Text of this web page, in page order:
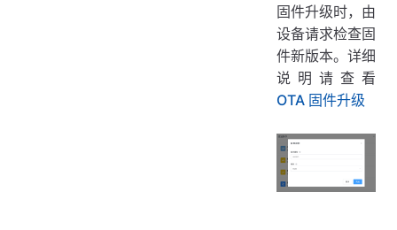
固件升级时，由
设备请求检查固
件新版本。详细
说明请查看
OTA 固件升级